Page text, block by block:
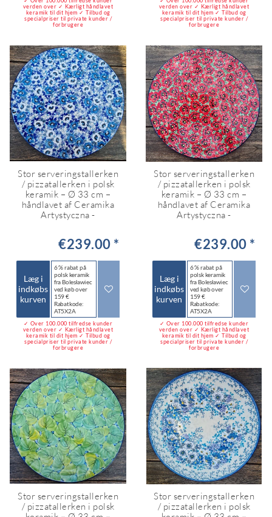
verden over ✓ Kærligt håndlavet
keramik til dit hjem ✓ Tilbud og
specialpriser til private kunder /
forbrugere
verden over ✓ Kærligt håndlavet
keramik til dit hjem ✓ Tilbud og
specialpriser til private kunder /
forbrugere
Stor serveringstallerken
/ pizzatallerken i polsk
keramik – Ø 33 cm –
håndlavet af Ceramika
Artystyczna -
€239.00 *
Læg i
indkøbs
kurven
6 % rabat på
polsk keramik
fra Bolesławiec
ved køb over
159 €
Rabatkode:
AT5X2A
✓ Over 100.000 tilfredse kunder
verden over ✓ Kærligt håndlavet
keramik til dit hjem ✓ Tilbud og
specialpriser til private kunder /
forbrugere
Stor serveringstallerken
/ pizzatallerken i polsk
keramik – Ø 33 cm –
håndlavet af Ceramika
Artystyczna -
€239.00 *
Læg i
indkøbs
kurven
6 % rabat på
polsk keramik
fra Bolesławiec
ved køb over
159 €
Rabatkode:
AT5X2A
✓ Over 100.000 tilfredse kunder
verden over ✓ Kærligt håndlavet
keramik til dit hjem ✓ Tilbud og
specialpriser til private kunder /
forbrugere
Stor serveringstallerken
/ pizzatallerken i polsk
Stor serveringstallerken
/ pizzatallerken i polsk